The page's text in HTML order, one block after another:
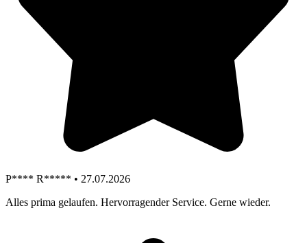
P**** R***** • 27.07.2026
Alles prima gelaufen. Hervorragender Service. Gerne wieder.